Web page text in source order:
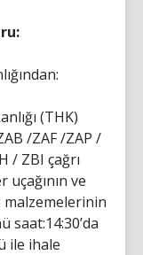
(THK)
/ZAF /ZAP /
/ ZBI çağrı
ve
saat:14:30’da
ile ihale